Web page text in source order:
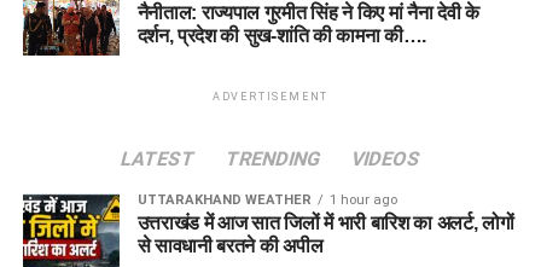
नैनीताल: राज्यपाल गुरमीत सिंह ने किए मां नैना देवी के
दर्शन, प्रदेश की सुख-शांति की कामना की….
ADVERTISEMENT
LATEST TRENDING VIDEOS
UTTARAKHAND WEATHER 1 hour ago
उत्तराखंड में आज सात जिलों में भारी बारिश का अलर्ट, लोगों
से सावधानी बरतने की अपील